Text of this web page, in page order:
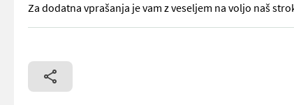
Za dodatna vprašanja je vam z veseljem na voljo naš
Aebi - Gruber prikolica za kratko košnjo s 14 noži in